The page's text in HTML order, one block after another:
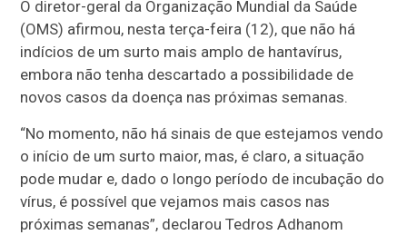
O diretor-geral da Organização Mundial da Saúde
(OMS) afirmou, nesta terça-feira (12), que não há
indícios de um surto mais amplo de hantavírus,
embora não tenha descartado a possibilidade de
novos casos da doença nas próximas semanas.
“No momento, não há sinais de que estejamos vendo
o início de um surto maior, mas, é claro, a situação
pode mudar e, dado o longo período de incubação do
vírus, é possível que vejamos mais casos nas
próximas semanas”, declarou Tedros Adhanom